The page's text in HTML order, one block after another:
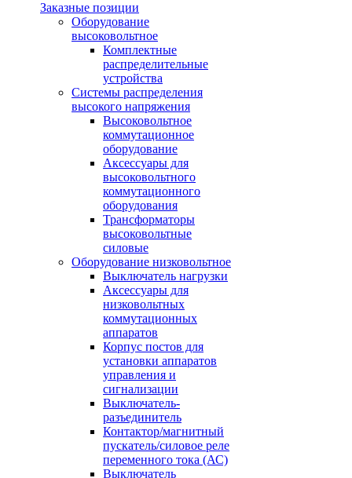
Заказные позиции
Оборудование
высоковольтное
Комплектные
распределительные
устройства
Системы распределения
высокого напряжения
Высоковольтное
коммутационное
оборудование
Аксессуары для
высоковольтного
коммутационного
оборудования
Трансформаторы
высоковольтные
силовые
Оборудование низковольтное
Выключатель нагрузки
Аксессуары для
низковольтных
коммутационных
аппаратов
Корпус постов для
установки аппаратов
управления и
сигнализации
Выключатель-
разъединитель
Контактор/магнитный
пускатель/силовое реле
переменного тока (АС)
Выключатель